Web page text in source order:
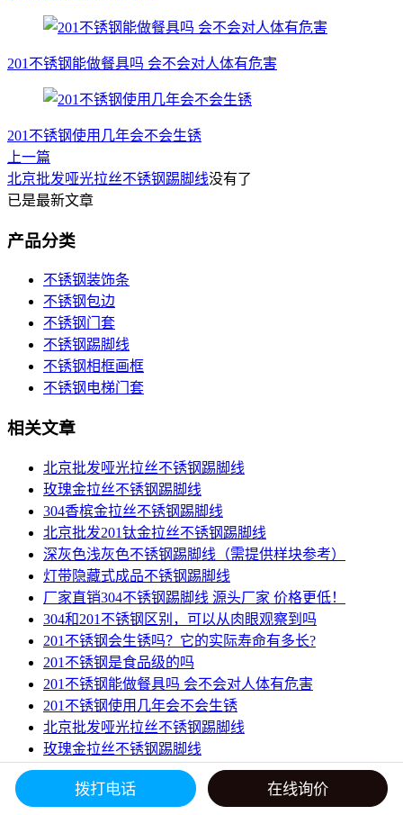
201不锈钢能做餐具吗 会不会对人体有危害
201不锈钢使用几年会不会生锈
上一篇
北京批发哑光拉丝不锈钢踢脚线没有了
已是最新文章
产品分类
不锈钢装饰条
不锈钢包边
不锈钢门套
不锈钢踢脚线
不锈钢相框画框
不锈钢电梯门套
相关文章
北京批发哑光拉丝不锈钢踢脚线
玫瑰金拉丝不锈钢踢脚线
304香槟金拉丝不锈钢踢脚线
北京批发201钛金拉丝不锈钢踢脚线
深灰色浅灰色不锈钢踢脚线（需提供样块参考）
灯带隐藏式成品不锈钢踢脚线
厂家直销304不锈钢踢脚线 源头厂家 价格更低！
304和201不锈钢区别，可以从肉眼观察到吗
201不锈钢会生锈吗？它的实际寿命有多长?
201不锈钢是食品级的吗
201不锈钢能做餐具吗 会不会对人体有危害
201不锈钢使用几年会不会生锈
北京批发哑光拉丝不锈钢踢脚线
玫瑰金拉丝不锈钢踢脚线
304香槟金拉丝不锈钢踢脚线
北京批发201钛金拉丝不锈钢踢脚线
拨打电话 在线询价